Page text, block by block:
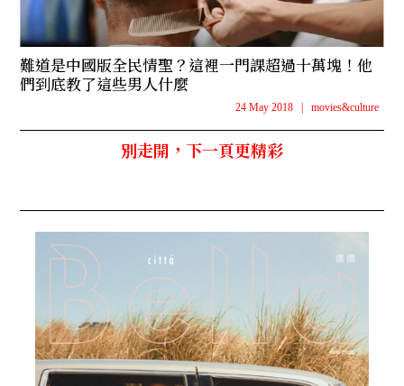
難道是中國版全民情聖？這裡一門課超過十萬塊！他
們到底教了這些男人什麼
24 May 2018 | movies&culture
別走開，下一頁更精彩